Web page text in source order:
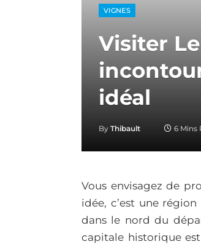
VIGNES
Visiter
idéal
By Thibault 6 Mins
Vous envisagez de
idée, c’est une
dans le nord du
capitale historique